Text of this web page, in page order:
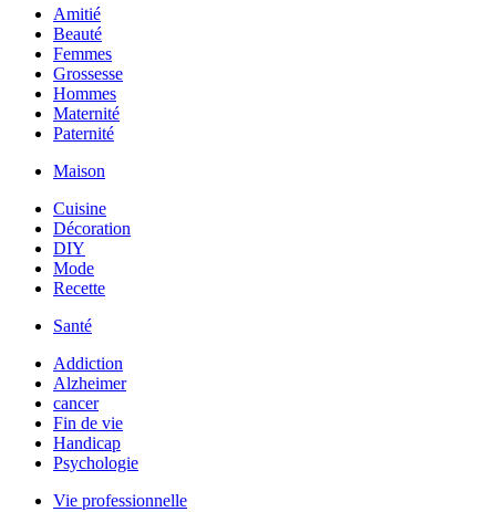
Amitié
Beauté
Femmes
Grossesse
Hommes
Maternité
Paternité
Maison
Cuisine
Décoration
DIY
Mode
Recette
Santé
Addiction
Alzheimer
cancer
Fin de vie
Handicap
Psychologie
Vie professionnelle